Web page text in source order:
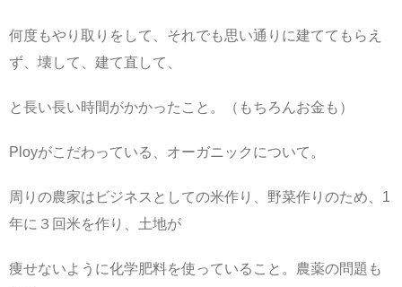
何度もやり取りをして、それでも思い通りに建ててもらえ
ず、壊して、建て直して、
と長い長い時間がかかったこと。（もちろんお金も）
Ployがこだわっている、オーガニックについて。
周りの農家はビジネスとしての米作り、野菜作りのため、1
年に３回米を作り、土地が
痩せないように化学肥料を使っていること。農薬の問題も